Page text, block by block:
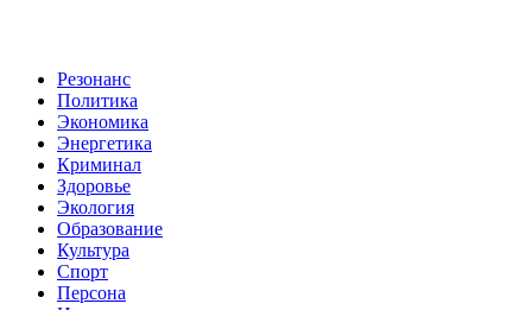
Резонанс
Политика
Экономика
Энергетика
Криминал
Здоровье
Экология
Образование
Культура
Спорт
Персона